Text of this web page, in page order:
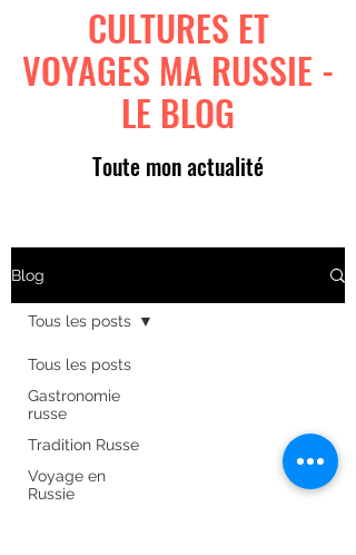
CULTURES ET
VOYAGES MA RUSSIE -
LE BLOG
Toute mon actualité
Blog
Tous les posts
Gastronomie
russe
Tradition Russe
Voyage en
Russie
Tous les posts